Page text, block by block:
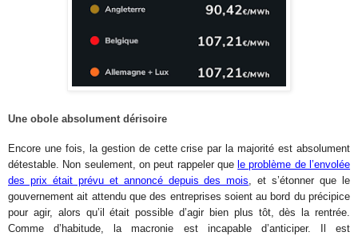
Une obole absolument dérisoire
Encore une fois, la gestion de cette crise par la majorité est absolument
détestable. Non seulement, on peut rappeler que le problème de l’envolée
des prix était prévu et annoncé depuis des mois, et s’étonner que le
gouvernement ait attendu que des entreprises soient au bord du précipice
pour agir, alors qu’il était possible d’agir bien plus tôt, dès la rentrée.
Comme d’habitude, la macronie est incapable d’anticiper. Il est